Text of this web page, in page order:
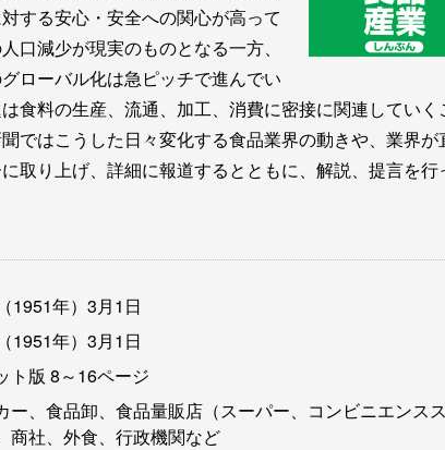
する安心・安全への関心が高って
口減少が現実のものとなる一方、
ローバル化は急ピッチで進んでい
食料の生産、流通、加工、消費に密接に関連していく
ではこうした日々変化する食品業界の動きや、業界が
取り上げ、詳細に報道するとともに、解説、提言を行
1951年）3月1日
1951年）3月1日
ト版 8～16ページ
ー、食品卸、食品量販店（スーパー、コンビニエンス
商社、外食、行政機関など